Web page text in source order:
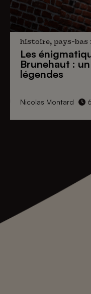
histoire, pays-bas
Les
Brunehaut :
légendes
Nicolas Montard